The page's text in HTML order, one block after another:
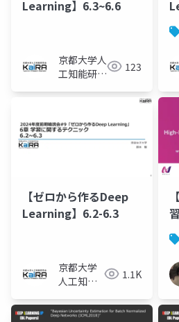
Learning】6.3~6.6
京都大学人
工知能研究
123
【ゼロから作るDeep
Learning】6.2-6.3
京都大学
人工知能
KaiRA
1.1K